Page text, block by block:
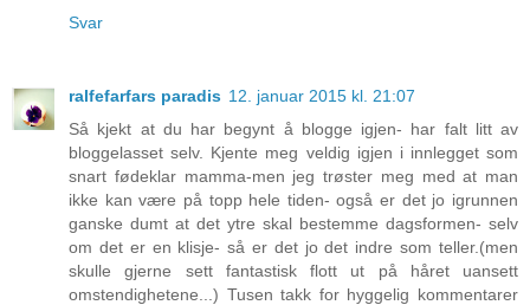
Svar
ralfefarfars paradis 12. januar 2015 kl. 21:07
Så kjekt at du har begynt å blogge igjen- har falt litt av
bloggelasset selv. Kjente meg veldig igjen i innlegget som
snart fødeklar mamma-men jeg trøster meg med at man
ikke kan være på topp hele tiden- også er det jo igrunnen
ganske dumt at det ytre skal bestemme dagsformen- selv
om det er en klisje- så er det jo det indre som teller.(men
skulle gjerne sett fantastisk flott ut på håret uansett
omstendighetene...) Tusen takk for hyggelig kommentarer